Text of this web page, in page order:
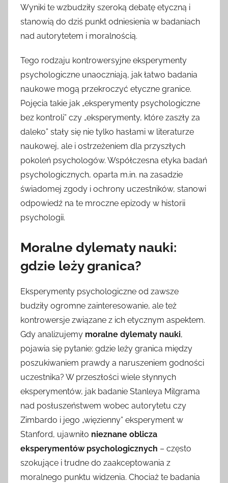
Wyniki te wzbudziły szeroką debatę etyczną i
stanowią do dziś punkt odniesienia w badaniach
nad autorytetem i moralnością.
Tego rodzaju kontrowersyjne eksperymenty
psychologiczne unaoczniają, jak łatwo badania
naukowe mogą przekroczyć etyczne granice.
Pojęcia takie jak „eksperymenty psychologiczne
bez kontroli” czy „eksperymenty, które zaszły za
daleko” stały się nie tylko hasłami w literaturze
naukowej, ale i ostrzeżeniem dla przyszłych
pokoleń psychologów. Współczesna etyka badań
psychologicznych, oparta m.in. na zasadzie
świadomej zgody i ochrony uczestników, stanowi
odpowiedź na te mroczne epizody w historii
psychologii.
Moralne dylematy nauki:
gdzie leży granica?
Eksperymenty psychologiczne od zawsze
budziły ogromne zainteresowanie, ale też
kontrowersje związane z ich etycznym aspektem.
Gdy analizujemy moralne dylematy nauki,
pojawia się pytanie: gdzie leży granica między
poszukiwaniem prawdy a naruszeniem godności
uczestnika? W przeszłości wiele słynnych
eksperymentów, jak badanie Stanleya Milgrama
nad posłuszeństwem wobec autorytetu czy
Zimbardo i jego „więzienny” eksperyment w
Stanford, ujawniło nieznane oblicza
eksperymentów psychologicznych – często
szokujące i trudne do zaakceptowania z
moralnego punktu widzenia. Chociaż te badania